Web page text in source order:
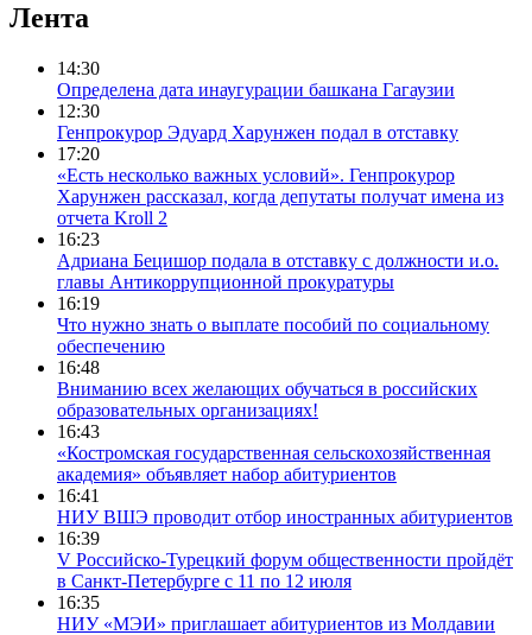
Лента
14:30
Определена дата инаугурации башкана Гагаузии
12:30
Генпрокурор Эдуард Харунжен подал в отставку
17:20
«Есть несколько важных условий». Генпрокурор
Харунжен рассказал, когда депутаты получат имена из
отчета Kroll 2
16:23
Адриана Бецишор подала в отставку с должности и.о.
главы Антикоррупционной прокуратуры
16:19
Что нужно знать о выплате пособий по социальному
обеспечению
16:48
Вниманию всех желающих обучаться в российских
образовательных организациях!
16:43
«Костромская государственная сельскохозяйственная
академия» объявляет набор абитуриентов
16:41
НИУ ВШЭ проводит отбор иностранных абитуриентов
16:39
V Российско-Турецкий форум общественности пройдёт
в Санкт-Петербурге с 11 по 12 июля
16:35
НИУ «МЭИ» приглашает абитуриентов из Молдавии